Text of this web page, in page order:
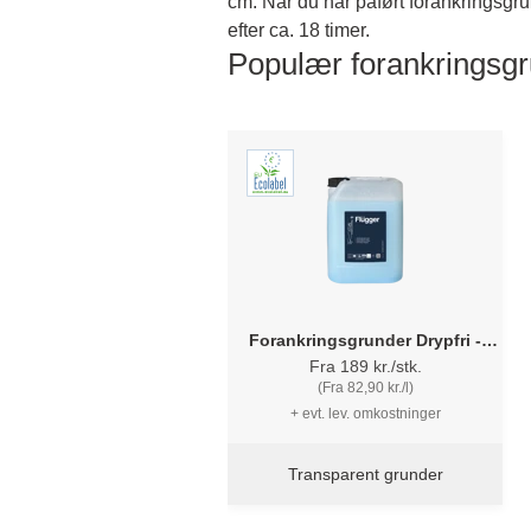
efter ca. 18 timer.
Populær
Forankringsgrunder Drypfri -
Flügger
Fra 189 kr./stk.
(Fra 82,90 kr./l)
+ evt. lev. omkostninger
Transparent grunder